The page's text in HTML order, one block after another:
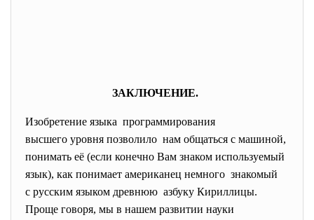
ЗАКЛЮЧЕНИЕ.
Изобретение языка программирования
высшего уровня позволило нам общаться с машиной,
понимать её (если конечно Вам знаком используемый
язык), как понимает американец немного знакомый
с русским языком древнюю азбуку Кириллицы.
Проще говоря, мы в нашем развитии науки